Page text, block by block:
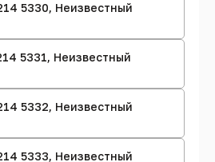
5330, Неизвестный
5331, Неизвестный
5332, Неизвестный
5333, Неизвестный